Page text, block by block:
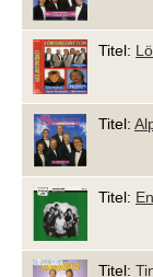
Titel:
Titel:
Titel:
Titel: